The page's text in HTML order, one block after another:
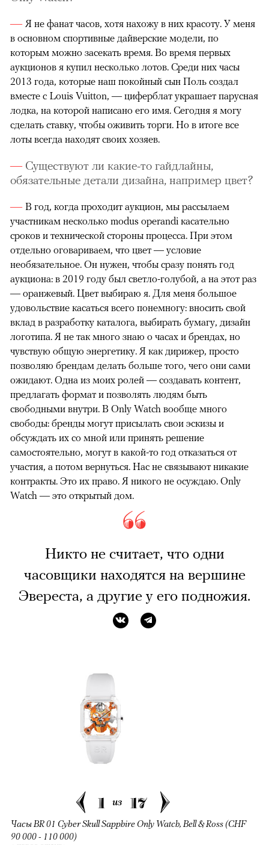
Я не фанат часов, хотя нахожу в них красоту. У меня
в основном спортивные дайверские модели, по
которым можно засекать время. Во время первых
аукционов я купил несколько лотов. Среди них часы
2013 года, которые наш покойный сын Поль создал
вместе с Louis Vuitton, — циферблат украшает парусная
лодка, на которой написано его имя. Сегодня я могу
сделать ставку, чтобы оживить торги. Но в итоге все
лоты всегда находят своих хозяев.
Существуют ли какие-то гайдлайны,
обязательные детали дизайна, например цвет?
В год, когда проходит аукцион, мы рассылаем
участникам несколько modus operandi касательно
сроков и технической стороны процесса. При этом
отдельно оговариваем, что цвет — условие
необязательное. Он нужен, чтобы сразу понять год
аукциона: в 2019 году был светло-голубой, а на этот раз
— оранжевый. Цвет выбираю я. Для меня большое
удовольствие касаться всего понемногу: вносить свой
вклад в разработку каталога, выбирать бумагу, дизайн
логотипа. Я не так много знаю о часах и брендах, но
чувствую общую энергетику. Я как дирижер, просто
позволяю брендам делать больше того, чего они сами
ожидают. Одна из моих ролей — создавать контент,
предлагать формат и позволять людям быть
свободными внутри. В Only Watch вообще много
свободы: бренды могут присылать свои эскизы и
обсуждать их со мной или принять решение
самостоятельно, могут в какой-то год отказаться от
участия, а потом вернуться. Нас не связывают никакие
контракты. Это их право. Я никого не осуждаю. Only
Watch — это открытый дом.
Никто не считает, что одни
часовщики находятся на вершине
Эвереста, а другие у его подножия.
1 из 17
Часы BR 01 Cyber Skull Sapphire Only Watch, Bell & Ross (CHF
90 000 - 110 000)